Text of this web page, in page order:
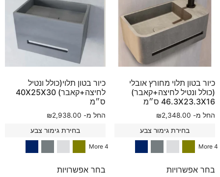
כיור בטון תלוי מחורץ אובלי
(כולל ונטיל לחיצה+קאבר)
46.3X23.3X16 ס״מ
החל מ- ₪2,348.00
בחירת גימור צבע
4 More
בחר אפשרויות
כיור בטון תלוי(כולל ונטיל
לחיצה+קאבר) 40X25X30
ס״מ
החל מ- ₪2,938.00
בחירת גימור צבע
4 More
בחר אפשרויות